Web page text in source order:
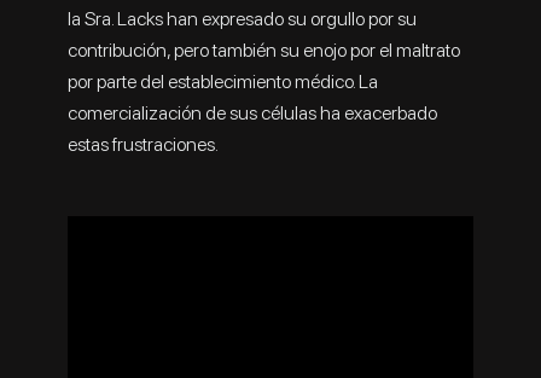
la Sra. Lacks han expresado su orgullo por su
contribución, pero también su enojo por el maltrato
por parte del establecimiento médico. La
comercialización de sus células ha exacerbado
estas frustraciones.